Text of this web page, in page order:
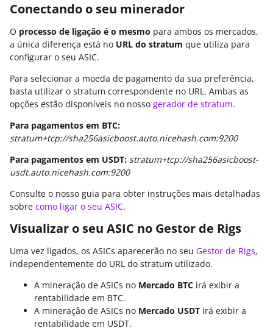
Conectando o seu minerador
O processo de ligação é o mesmo para ambos os mercados,
a única diferença está no URL do stratum que utiliza para
configurar o seu ASIC.
Para selecionar a moeda de pagamento da sua preferência,
basta utilizar o stratum correspondente no URL. Ambas as
opções estão disponíveis no nosso gerador de stratum.
Para pagamentos em BTC:
stratum+tcp://sha256asicboost.auto.nicehash.com:9200
Para pagamentos em USDT: stratum+tcp://sha256asicboost-
usdt.auto.nicehash.com:9200
Consulte o nosso guia para obter instruções mais detalhadas
sobre como ligar o seu ASIC.
Visualizar o seu ASIC no Gestor de Rigs
Uma vez ligados, os ASICs aparecerão no seu Gestor de Rigs,
independentemente do URL do stratum utilizado.
A mineração de ASICs no Mercado BTC irá exibir a
rentabilidade em BTC.
A mineração de ASICs no Mercado USDT irá exibir a
rentabilidade em USDT.